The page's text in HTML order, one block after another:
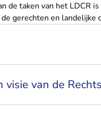
de taken van het LDCR
gerechten en landelijke
visie van de